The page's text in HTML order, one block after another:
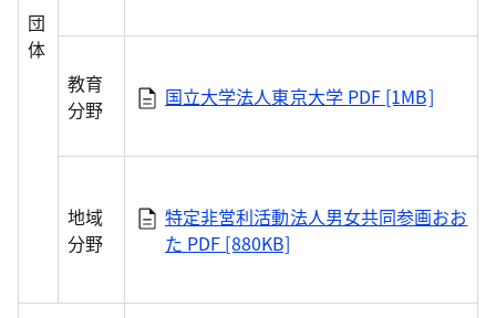
団
体
教育
分野
国立大学法人東京大学 PDF [1MB]
地域
分野
特定非営利活動法人男女共同参画おお
た PDF [880KB]